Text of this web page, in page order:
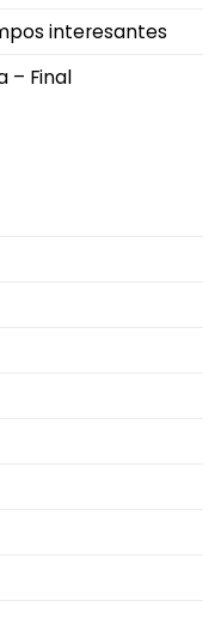
interesantes
– Final